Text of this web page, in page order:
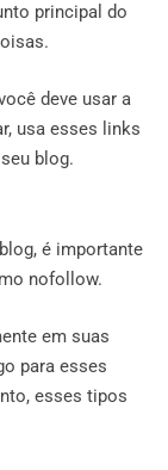
principal do
deve usar a
usa esses links
blog.
é importante
nofollow.
em suas
para esses
esses tipos